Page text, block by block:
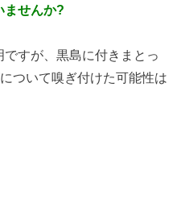
ませんか?
すが、黒島に付きまとっ
ついて嗅ぎ付けた可能性は